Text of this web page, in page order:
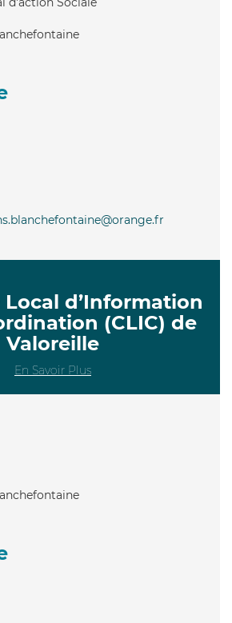
Local d’Information
(CLIC) de
Valoreille
En Savoir Plus